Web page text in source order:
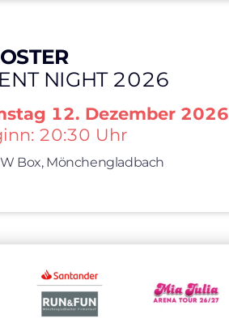
NIGHT 2026
12. Dezember 2026
20:30 Uhr
Box, Mönchengladbach